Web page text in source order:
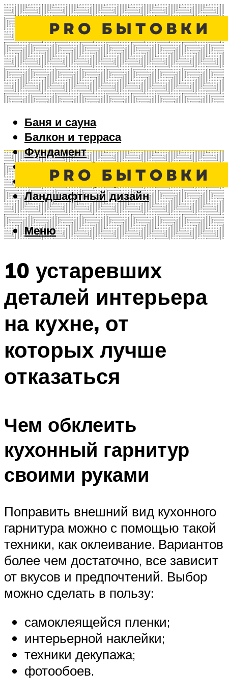
Баня и сауна
Балкон и терраса
Фундамент
Ворота и забор
Дизайн интерьера
Ландшафтный дизайн
Меню
Меню
10 устаревших
деталей интерьера
на кухне, от
которых лучше
отказаться
Чем обклеить
кухонный гарнитур
своими руками
Поправить внешний вид кухонного
гарнитура можно с помощью такой
техники, как оклеивание. Вариантов
более чем достаточно, все зависит
от вкусов и предпочтений. Выбор
можно сделать в пользу:
самоклеящейся пленки;
интерьерной наклейки;
техники декупажа;
фотообоев.